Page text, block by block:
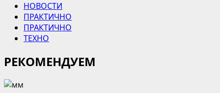
НОВОСТИ
ПРАКТИЧНО
ПРАКТИЧНО
ТЕХНО
РЕКОМЕНДУЕМ